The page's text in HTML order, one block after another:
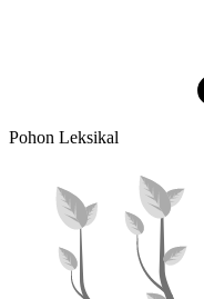
Pohon Leksikal